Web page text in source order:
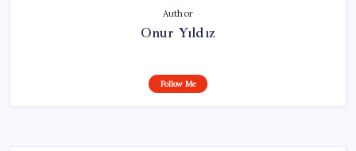
Author
Onur Yıldız
Follow Me